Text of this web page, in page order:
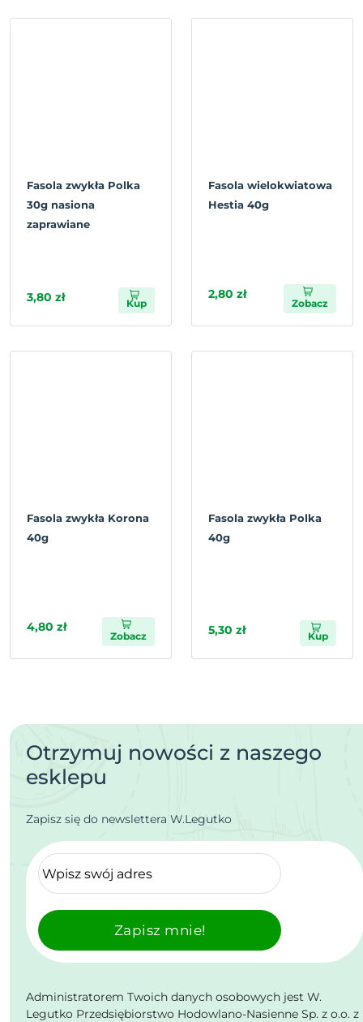
Fasola zwykła Polka
30g nasiona
zaprawiane
3,80 zł Kup
Fasola wielokwiatowa
Hestia 40g
2,80 zł
Zobacz
Fasola zwykła Korona
40g
4,80 zł
Zobacz
Fasola zwykła Polka
40g
5,30 zł Kup
Otrzymuj nowości z naszego
esklepu
Zapisz się do newslettera W.Legutko
Zapisz mnie!
Administratorem Twoich danych osobowych jest W.
Legutko Przedsiębiorstwo Hodowlano-Nasienne Sp. z o.o. z